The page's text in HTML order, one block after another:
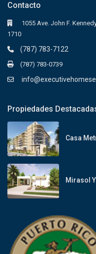
Contacto
1055 Ave. John F.
1710
(787) 783-7122
(787) 783-0739
Propiedades
Casa
Mirasol